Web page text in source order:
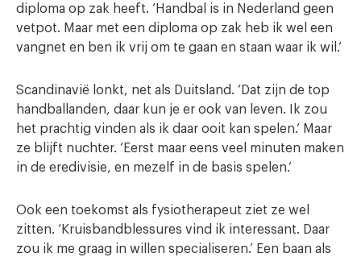
diploma op zak heeft. ‘Handbal is in Nederland geen
vetpot. Maar met een diploma op zak heb ik wel een
vangnet en ben ik vrij om te gaan en staan waar ik wil.’
Scandinavië lonkt, net als Duitsland. ‘Dat zijn de top
handballanden, daar kun je er ook van leven. Ik zou
het prachtig vinden als ik daar ooit kan spelen.’ Maar
ze blijft nuchter. ‘Eerst maar eens veel minuten maken
in de eredivisie, en mezelf in de basis spelen.’
Ook een toekomst als fysiotherapeut ziet ze wel
zitten. ‘Kruisbandblessures vind ik interessant. Daar
zou ik me graag in willen specialiseren.’ Een baan als